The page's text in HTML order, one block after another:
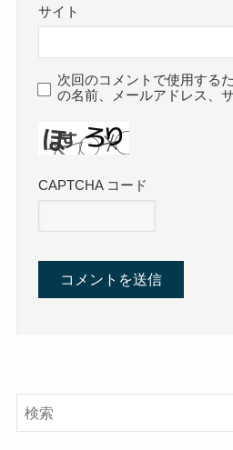
サイト
次回のコメントで使用する
の名前、メールアドレス、
CAPTCHA コード